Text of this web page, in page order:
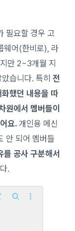
필요할 경우 고
웨어(한비로), 라
만 2~3개월 지
았습니다. 특히전
했던 내용을 따
원에서 멤버들이
요. 개인용 메신
안 되어 멤버들
를 공사 구분해서
.